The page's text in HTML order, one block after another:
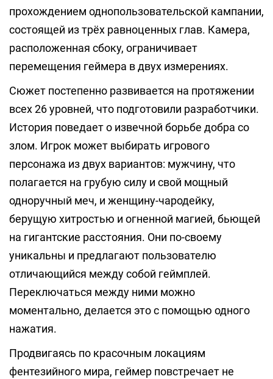
прохождением однопользовательской кампании,
состоящей из трёх равноценных глав. Камера,
расположенная сбоку, ограничивает
перемещения геймера в двух измерениях.
Сюжет постепенно развивается на протяжении
всех 26 уровней, что подготовили разработчики.
История поведает о извечной борьбе добра со
злом. Игрок может выбирать игрового
персонажа из двух вариантов: мужчину, что
полагается на грубую силу и свой мощный
одноручный меч, и женщину-чародейку,
берущую хитростью и огненной магией, бьющей
на гигантские расстояния. Они по-своему
уникальны и предлагают пользователю
отличающийся между собой геймплей.
Переключаться между ними можно
моментально, делается это с помощью одного
нажатия.
Продвигаясь по красочным локациям
фентезийного мира, геймер повстречает не